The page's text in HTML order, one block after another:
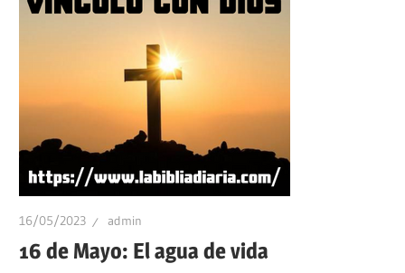
16/05/2023 admin
16 de Mayo: El agua de vida